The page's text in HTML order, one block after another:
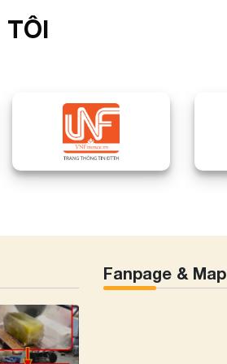
TÔI
Fanpage & Map